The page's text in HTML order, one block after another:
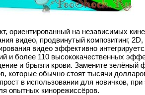
ориентированный на независимых
видео, продвинутый композитинг,
видео эффективно
и более 110 высококачественных
и брызги крови. Замените зелёный
обычно стоят тысячи
в использовании для новичков, при
опытных кинорежиссёров.